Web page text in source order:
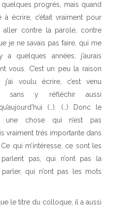
quelques progrès, mais quand
à écrire, c’était vraiment pour
aller contre la parole, contre
je ne savais pas faire, qui me
a quelques années, j’aurais
vous. C’est un peu la raison
voulu écrire, c’est venu
sans y réfléchir aussi
(…). (…) Donc le
une chose qui n’est pas
vraiment très importante dans
qui m’intéresse, ce sont les
pas, qui n’ont pas la
qui n’ont pas les mots
le titre du colloque, il a aussi